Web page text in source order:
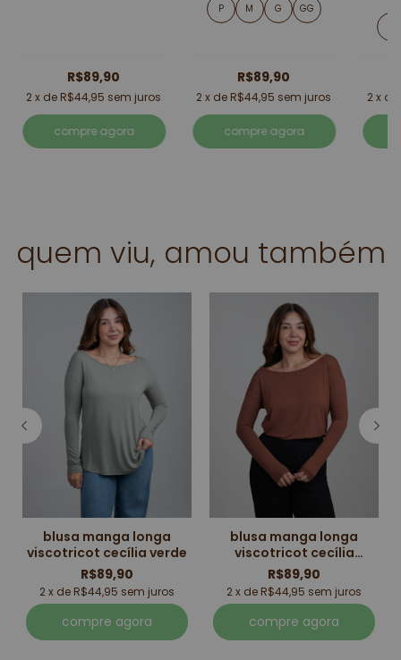
R$89,90
2 x de R$44,95 sem juros
compre agora
P M G GG
R$89,90
2 x de R$44,95 sem juros
compre agora
2x de
quem viu, amou também
blusa manga longa
viscotricot cecília verde
R$89,90
2 x de R$44,95 sem juros
compre agora
blusa manga longa
viscotricot cecília
marrom
R$89,90
2 x de R$44,95 sem juros
compre agora